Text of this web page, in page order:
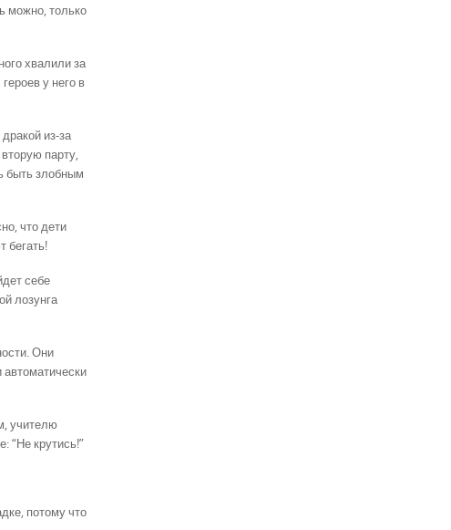
можно, только
хвалили за
у него в
из-за
парту,
быть злобным
что дети
бегать!
себе
лозунга
Они
учителю
“Не крутись!”
потому что